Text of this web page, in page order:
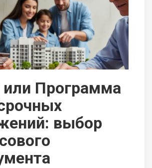
Программа
выбор